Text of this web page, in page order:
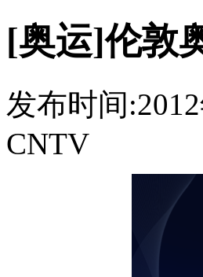
[奥运]伦敦
发布时间
CNTV